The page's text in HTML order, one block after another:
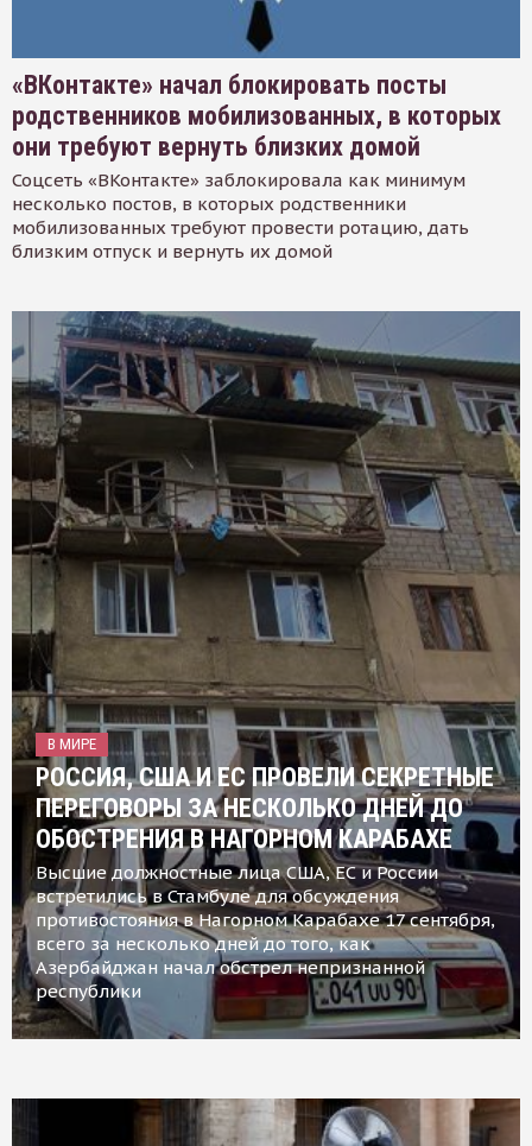
«ВКонтакте» начал блокировать посты
родственников мобилизованных, в которых
они требуют вернуть близких домой
Соцсеть «ВКонтакте» заблокировала как минимум
несколько постов, в которых родственники
мобилизованных требуют провести ротацию, дать
близким отпуск и вернуть их домой
В МИРЕ
РОССИЯ, США И ЕС ПРОВЕЛИ СЕКРЕТНЫЕ
ПЕРЕГОВОРЫ ЗА НЕСКОЛЬКО ДНЕЙ ДО
ОБОСТРЕНИЯ В НАГОРНОМ КАРАБАХЕ
Высшие должностные лица США, ЕС и России
встретились в Стамбуле для обсуждения
противостояния в Нагорном Карабахе 17 сентября,
всего за несколько дней до того, как
Азербайджан начал обстрел непризнанной
республики